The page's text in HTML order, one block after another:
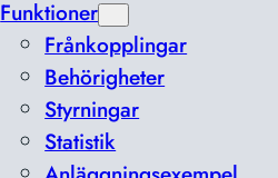
Funktioner
Frånkopplingar
Behörigheter
Styrningar
Statistik